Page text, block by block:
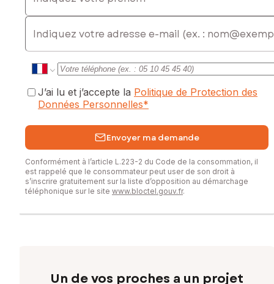
E-mail
J’ai lu et j’accepte la Politique de Protection des
Données Personnelles*
Envoyer ma demande
Conformément à l’article L.223-2 du Code de la consommation, il
est rappelé que le consommateur peut user de son droit à
s’inscrire gratuitement sur la liste d’opposition au démarchage
téléphonique sur le site www.bloctel.gouv.fr.
Un de vos proches a un projet